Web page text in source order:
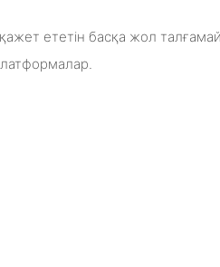
ететін басқа жол